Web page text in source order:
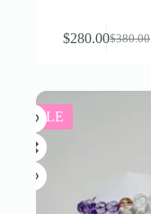
$380.00
$280.00
SALE